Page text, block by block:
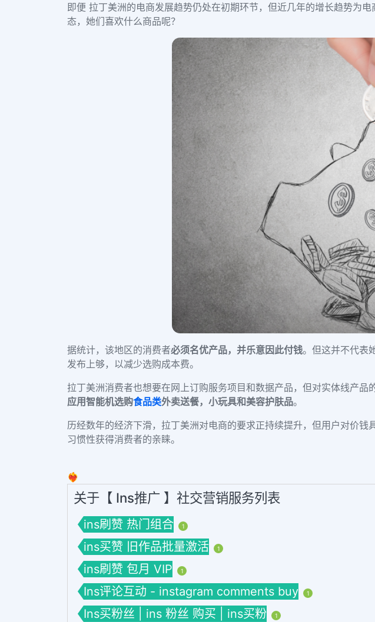
即便 拉丁美洲的电商发展趋势仍处在初期环节， 但近几年的增长趋势为
态，她们喜欢什么商品呢？
据统计， 该地区的消费者必须名优产品，并乐意因此付钱。但这并不代表
发布上够， 以减少选购成本费。
拉丁美洲消费者也想要在网上订购服务项目和数据产品，但对实体线产品
应用智能机选购食品类外卖送餐，小玩具和美容护肤品。
历经数年的经济下滑，拉丁美洲对电商的要求正持续提升，但用户对价钱
习惯性获得消费者的亲睐。
❤️‍🔥
关于【 Ins推广 】社交营销服务列表
ins刷赞 热门组合 1
ins买赞 旧作品批量激活 1
ins刷赞 包月 VIP 1
Ins评论互动 - instagram comments buy 1
Ins买粉丝 | ins 粉丝 购买 | ins买粉 1